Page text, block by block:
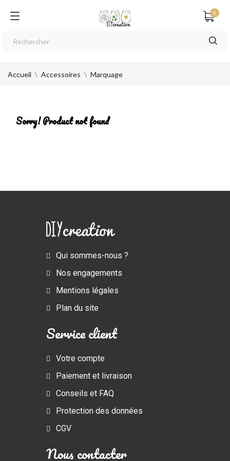
0
Accueil Accessoires Marquage
Sorry! Product not found
Qui sommes-nous ?
Nos engagements
Mentions légales
Plan du site
Service client
Votre compte
Paiement et livraison
Conseils et FAQ
Protection des données
CGV
Nous contacter